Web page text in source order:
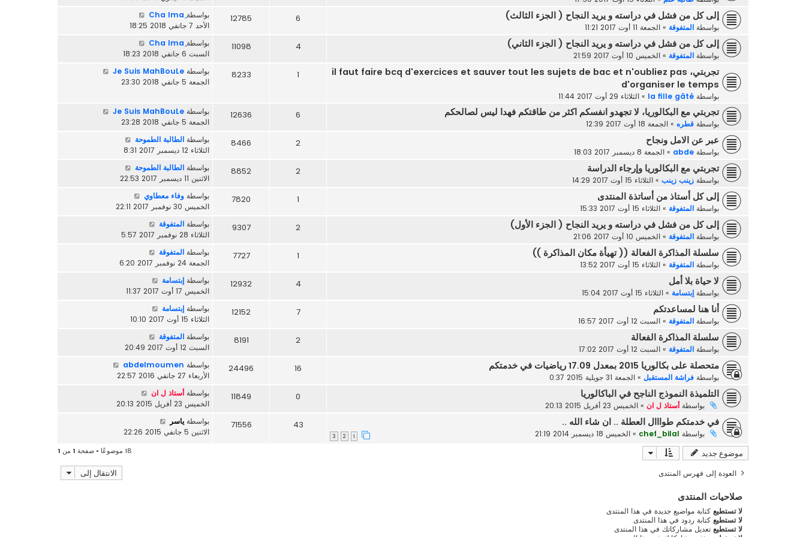
إلى كل من فشل في دراسته و يريد النجاح ( الجزء الثالث)
بواسطة المتفوقة » الجمعة 11 أوت 2017 11:21
6
12785 بواسطة
الأحد 7 جانفي 2018 18:25
إلى كل من فشل في دراسته و يريد النجاح ( الجزء الثاني)
بواسطة المتفوقة » الخميس 10 أوت 2017 21:59
4
11098 بواسطة
السبت 6 جانفي 2018 18:23
تجربتي، il faut faire bcq d'exercices et sauver tout les sujets de bac et n'oubliez pas
d'organiser le temps
بواسطة la fille gâté
» الثلاثاء 29 أوت 2017 11:44
1
8233 بواسطة Je Suis MahBouLe
الجمعة 5 جانفي 2018 23:30
تجربتي مع البكالوريا، لا تجهدو انفسكم اكثر من طاقتكم فهدا ليس لصالحكم
بواسطة قطره » الجمعة 18 أوت 2017 12:39
6
12636 بواسطة Je Suis MahBouLe
الجمعة 5 جانفي 2018 23:28
عبر عن الامل ونجاح
بواسطة abde
» الجمعة 8 ديسمبر 2017 18:03
2
8466 بواسطة الطالبة الطموحة
الثلاثاء 12 ديسمبر 2017 8:31
تجربتي مع البكالوريا وإرجاء الدراسة
بواسطة زينب زينب » الثلاثاء 15 أوت 2017 14:29
2
8852 بواسطة الطالبة الطموحة
الاثنين 11 ديسمبر 2017 22:53
إلى كل أستاذ من أساتذة المنتدى
بواسطة المتفوقة » الثلاثاء 15 أوت 2017 15:33
1
7820 بواسطة وفاء معطاوي
الخميس 30 نوفمبر 2017 22:11
إلى كل من فشل في دراسته و يريد النجاح ( الجزء الأول)
بواسطة المتفوقة » الخميس 10 أوت 2017 21:06
2
9307 بواسطة المتفوقة
الثلاثاء 28 نوفمبر 2017 5:57
سلسلة المذاكرة الفعالة (( تهيأة مكان المذاكرة ))
بواسطة المتفوقة » الثلاثاء 15 أوت 2017 13:52
1
7727 بواسطة المتفوقة
الجمعة 24 نوفمبر 2017 6:20
لا حياة بلا أمل
بواسطة إبتسامة » الثلاثاء 15 أوت 2017 15:04
4
12932 بواسطة إبتسامة
الخميس 17 أوت 2017 11:37
أنا هنا لمساعدتكم
بواسطة المتفوقة » السبت 12 أوت 2017 16:57
7
12152 بواسطة إبتسامة
الثلاثاء 15 أوت 2017 10:10
سلسلة المذاكرة الفعالة
بواسطة المتفوقة » السبت 12 أوت 2017 17:02
2
8191 بواسطة المتفوقة
السبت 12 أوت 2017 20:49
متحصلة على بكالوريا 2015 بمعدل 17.09 رياضيات في خدمتكم
بواسطة فراشة المستقبل » الجمعة 31 جويلية 2015 0:37
16
24496 بواسطة abdelmoumen
الأربعاء 27 جانفي 2016 22:57
التلميذة النموذج الناجح في الباكالوريا
بواسطةأستاذ ل ان » الخميس 23 أفريل 2015 20:13
0
11849 بواسطةأستاذ ل ان
الخميس 23 أفريل 2015 20:13
في خدمتكم طوااال العطلة .. ان شاء الله ..
بواسطة chef_bilal
» الخميس 18 ديسمبر 2014 21:19 1
2
3
43
71556 بواسطة ياسر
الاثنين 5 جانفي 2015 22:26
موضوع جديد 18 موضوعًا • صفحة 1 من 1
العودة إلى فهرس المنتدى الانتقال إلى
صلاحيات المنتدى
لا تستطيع كتابة مواضيع جديدة في هذا المنتدى
لا تستطيع كتابة ردود في هذا المنتدى
لا تستطيع تعديل مشاركاتك في هذا المنتدى